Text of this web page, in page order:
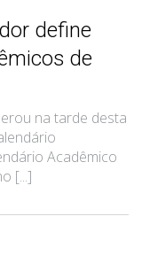
define
de
na tarde desta
Acadêmico
[...]